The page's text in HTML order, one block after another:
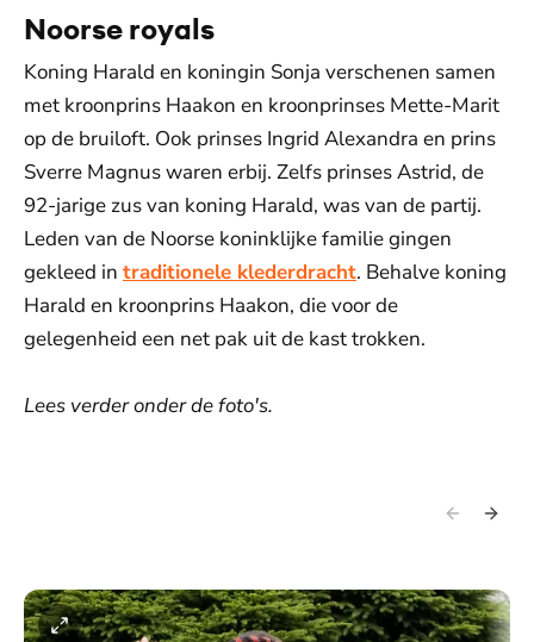
Noorse royals
Koning Harald en koningin Sonja verschenen samen
met kroonprins Haakon en kroonprinses Mette-Marit
op de bruiloft. Ook prinses Ingrid Alexandra en prins
Sverre Magnus waren erbij. Zelfs prinses Astrid, de
92-jarige zus van koning Harald, was van de partij.
Leden van de Noorse koninklijke familie gingen
gekleed in traditionele klederdracht. Behalve koning
Harald en kroonprins Haakon, die voor de
gelegenheid een net pak uit de kast trokken.
Lees verder onder de foto's.